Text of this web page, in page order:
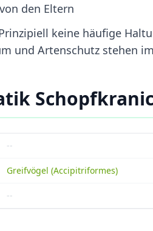
den Eltern
keine häufige
und Artenschutz stehen
--
Greifvögel (Accipitriformes)
--